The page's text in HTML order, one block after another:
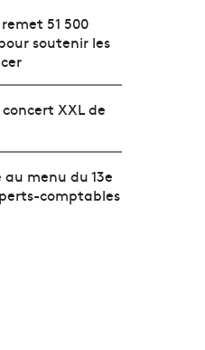
51 500
soutenir les
XXL de
menu du 13e
comptables